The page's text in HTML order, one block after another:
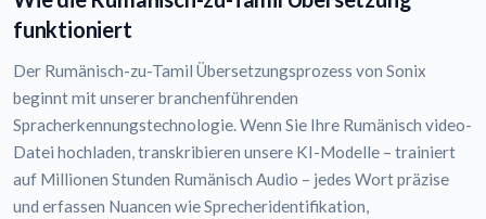
funktioniert
Der Rumänisch-zu-Tamil Übersetzungsprozess von Sonix
beginnt mit unserer branchenführenden
Spracherkennungstechnologie. Wenn Sie Ihre Rumänisch video-
Datei hochladen, transkribieren unsere KI-Modelle – trainiert
auf Millionen Stunden Rumänisch Audio – jedes Wort präzise
und erfassen Nuancen wie Sprecheridentifikation,